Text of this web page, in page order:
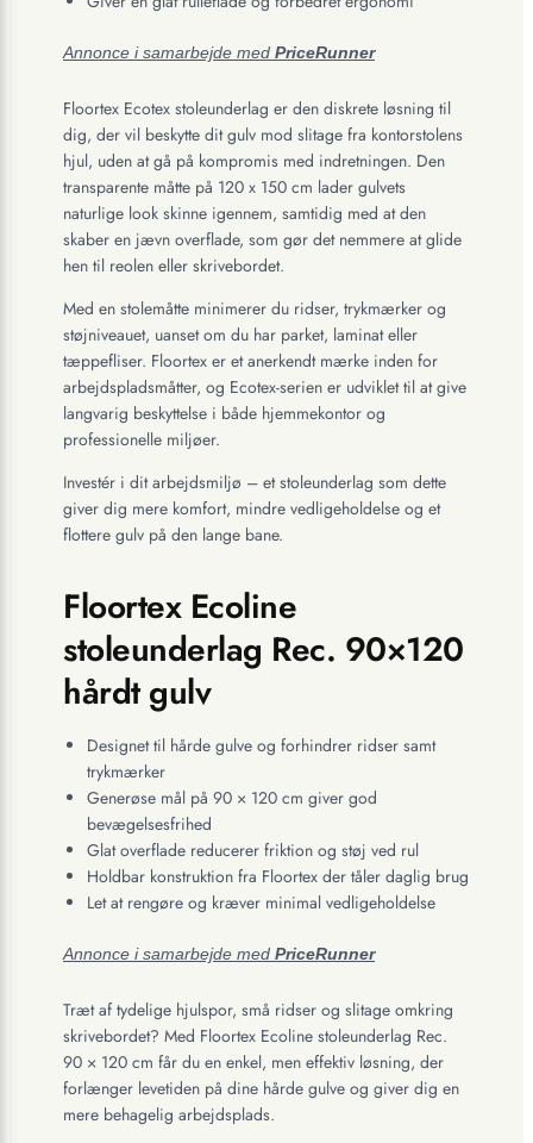
Annonce i samarbejde med PriceRunner
Floortex Ecotex stoleunderlag er den diskrete løsning til
dig, der vil beskytte dit gulv mod slitage fra kontorstolens
hjul, uden at gå på kompromis med indretningen. Den
transparente måtte på 120 x 150 cm lader gulvets
naturlige look skinne igennem, samtidig med at den
skaber en jævn overflade, som gør det nemmere at glide
hen til reolen eller skrivebordet.
Med en stolemåtte minimerer du ridser, trykmærker og
støjniveauet, uanset om du har parket, laminat eller
tæppefliser. Floortex er et anerkendt mærke inden for
arbejdspladsmåtter, og Ecotex-serien er udviklet til at give
langvarig beskyttelse i både hjemmekontor og
professionelle miljøer.
Investér i dit arbejdsmiljø – et stoleunderlag som dette
giver dig mere komfort, mindre vedligeholdelse og et
flottere gulv på den lange bane.
Floortex Ecoline
stoleunderlag Rec. 90×120
hårdt gulv
Designet til hårde gulve og forhindrer ridser samt
trykmærker
Generøse mål på 90 × 120 cm giver god
bevægelsesfrihed
Glat overflade reducerer friktion og støj ved rul
Holdbar konstruktion fra Floortex der tåler daglig brug
Let at rengøre og kræver minimal vedligeholdelse
Annonce i samarbejde med PriceRunner
Træt af tydelige hjulspor, små ridser og slitage omkring
skrivebordet? Med Floortex Ecoline stoleunderlag Rec.
90 × 120 cm får du en enkel, men effektiv løsning, der
forlænger levetiden på dine hårde gulve og giver dig en
mere behagelig arbejdsplads.